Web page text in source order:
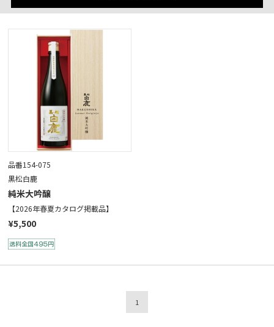
品番154-075
黒松白鹿
純米大吟醸
【2026年春夏カタログ掲載品】
¥5,500
1